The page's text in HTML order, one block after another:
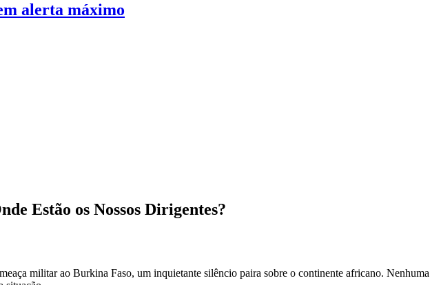
alerta máximo
Estão os Nossos Dirigentes?
militar ao Burkina Faso, um inquietante silêncio paira sobre o continente africano. Nenhuma